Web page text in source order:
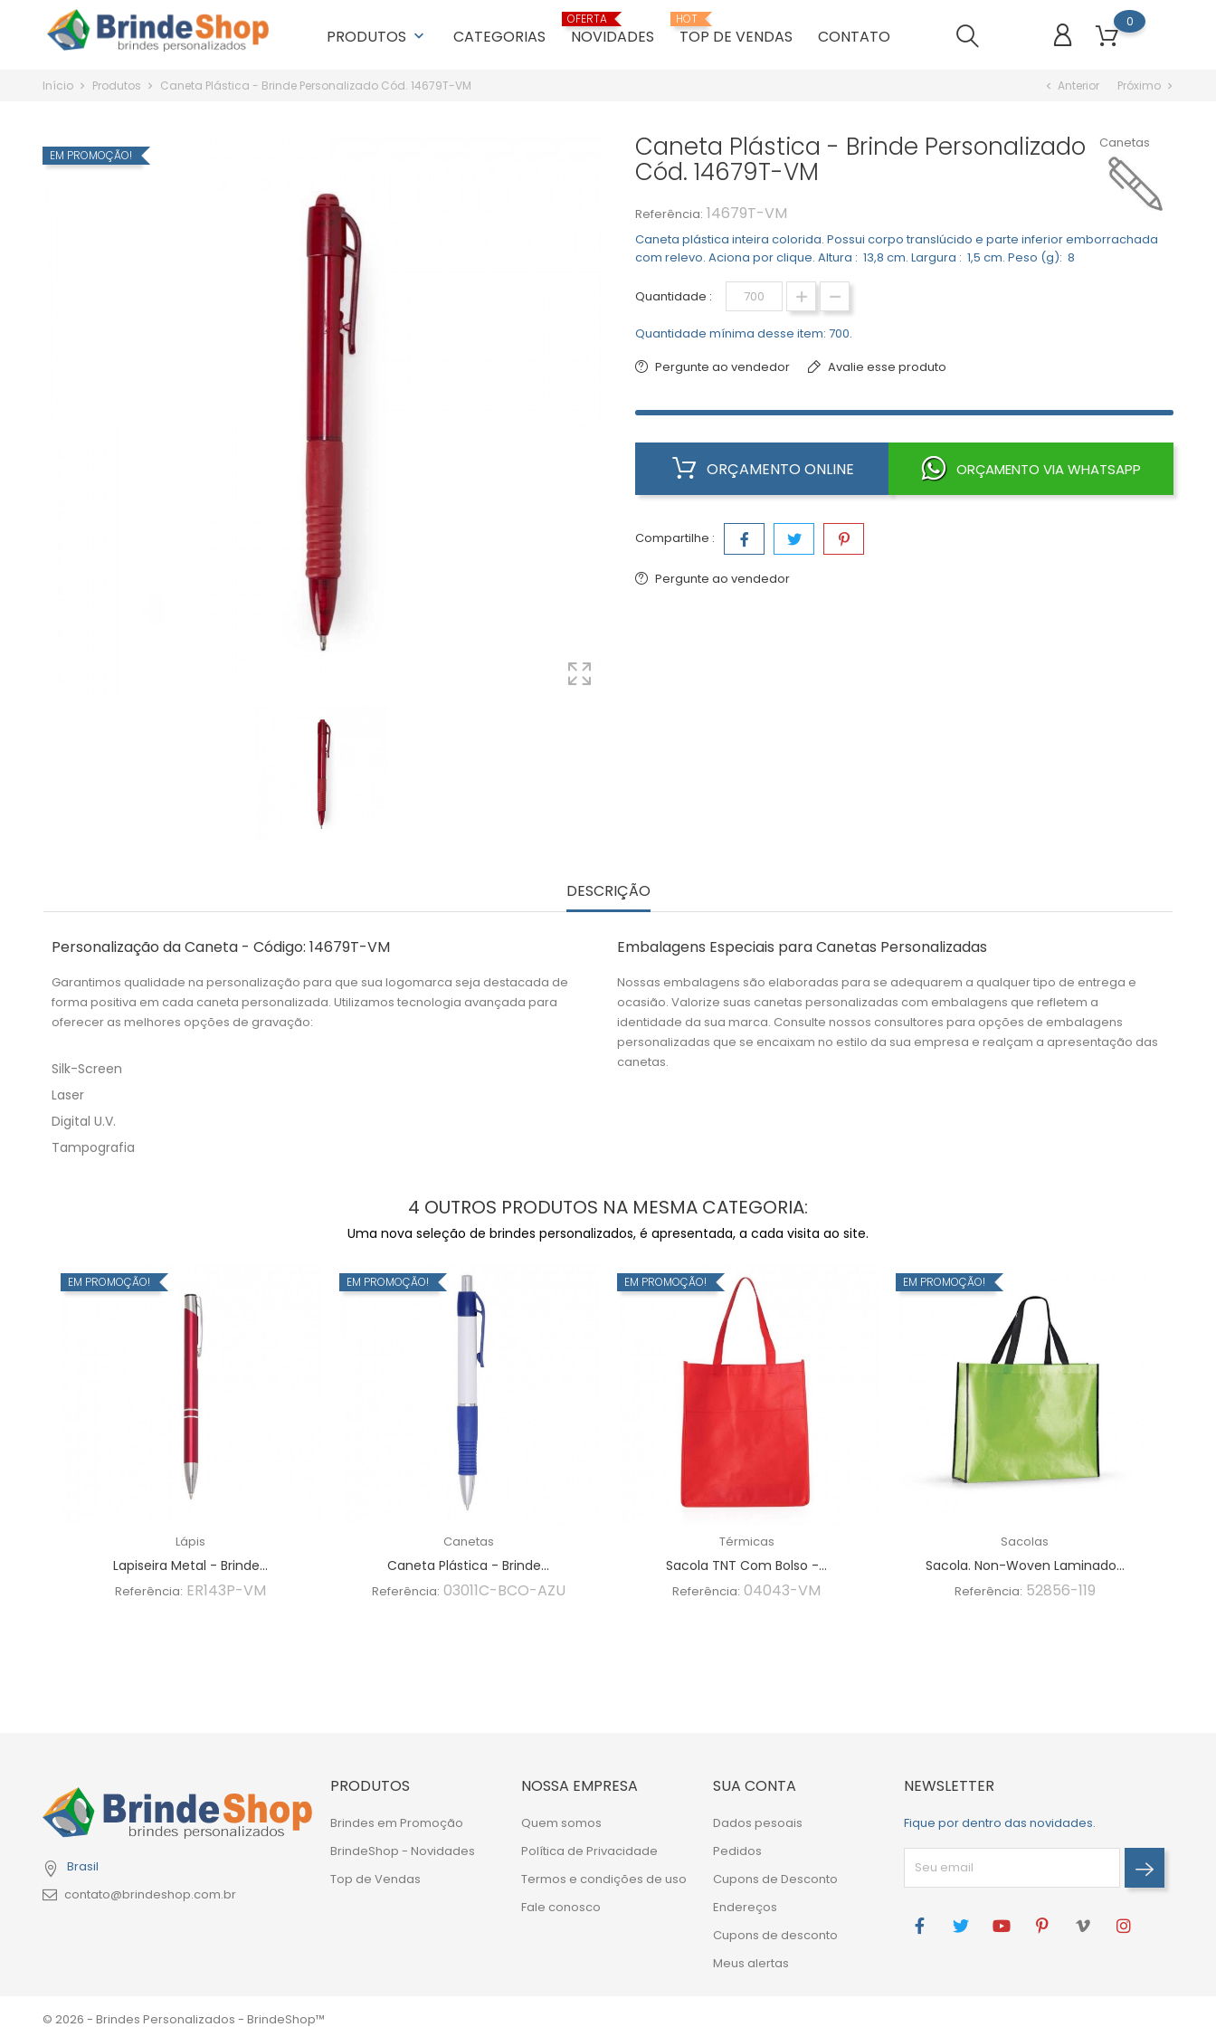
PRODUTOS keyboard_arrow_down CATEGORIAS
OFERTA
NOVIDADES
HOT
TOP DE VENDAS CONTATO
0
Início Produtos Caneta Plástica - Brinde Personalizado Cód. 14679T-VM chevron_left Anterior Próximo chevron_right
EM PROMOÇÃO! Caneta Plástica - Brinde Personalizado
Cód. 14679T-VM
Referência: 14679T-VM
Caneta plástica inteira colorida. Possui corpo translúcido e parte inferior emborrachada
com relevo. Aciona por clique. Altura : 13,8 cm. Largura : 1,5 cm. Peso (g): 8
Quantidade :
Quantidade mínima desse item: 700.
Pergunte ao vendedor
Avalie esse produto
ORÇAMENTO ONLINE ORÇAMENTO VIA WHATSAPP
Compartilhe :
Canetas
Pergunte ao vendedor
DESCRIÇÃO
Personalização da Caneta - Código: 14679T-VM
Garantimos qualidade na personalização para que sua logomarca seja destacada de
forma positiva em cada caneta personalizada. Utilizamos tecnologia avançada para
oferecer as melhores opções de gravação:
Silk-Screen
Laser
Digital U.V.
Tampografia
Embalagens Especiais para Canetas Personalizadas
Nossas embalagens são elaboradas para se adequarem a qualquer tipo de entrega e
ocasião. Valorize suas canetas personalizadas com embalagens que refletem a
identidade da sua marca. Consulte nossos consultores para opções de embalagens
personalizadas que se encaixam no estilo da sua empresa e realçam a apresentação das
canetas.
4 OUTROS PRODUTOS NA MESMA CATEGORIA:
Uma nova seleção de brindes personalizados, é apresentada, a cada visita ao site.
EM PROMOÇÃO!
Lápis
Lapiseira Metal - Brinde...
Referência: ER143P-VM
EM PROMOÇÃO!
Canetas
Caneta Plástica - Brinde...
Referência: 03011C-BCO-AZU
EM PROMOÇÃO!
Térmicas
Sacola TNT Com Bolso -...
Referência: 04043-VM
EM PROMOÇÃO!
Sacolas
Sacola. Non-Woven Laminado...
Referência: 52856-119
Brasil
contato@brindeshop.com.br
PRODUTOS
Brindes em Promoção
BrindeShop - Novidades
Top de Vendas
NOSSA EMPRESA
Quem somos
Política de Privacidade
Termos e condições de uso
Fale conosco
SUA CONTA
Dados pesoais
Pedidos
Cupons de Desconto
Endereços
Cupons de desconto
Meus alertas
NEWSLETTER
Fique por dentro das novidades.
© 2026 - Brindes Personalizados - BrindeShop™